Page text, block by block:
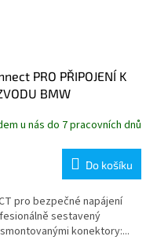
PRO PŘIPOJENÍ K
BMW
u nás do 7 pracovních dnů
Do košíku
pro bezpečné napájení
sestavený
konektory:...